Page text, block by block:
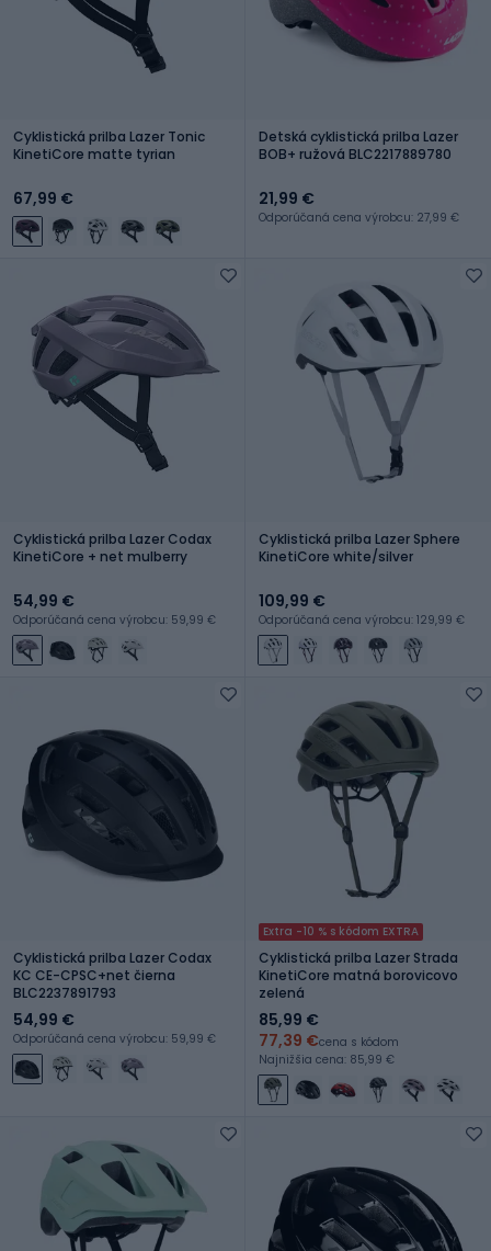
Cyklistická prilba Lazer Tonic
KinetiCore matte tyrian
67,99 €
Detská cyklistická prilba Lazer
BOB+ ružová BLC2217889780
21,99 €
Odporúčaná cena výrobcu: 27,99 €
Cyklistická prilba Lazer Codax
KinetiCore + net mulberry
54,99 €
Odporúčaná cena výrobcu: 59,99 €
Cyklistická prilba Lazer Sphere
KinetiCore white/silver
109,99 €
Odporúčaná cena výrobcu: 129,99 €
Cyklistická prilba Lazer Codax
KC CE-CPSC+net čierna
BLC2237891793
54,99 €
Odporúčaná cena výrobcu: 59,99 €
Extra -10 % s kódom EXTRA
Cyklistická prilba Lazer Strada
KinetiCore matná borovicovo
zelená
85,99 €
77,39 €cena s kódom
Najnižšia cena: 85,99 €